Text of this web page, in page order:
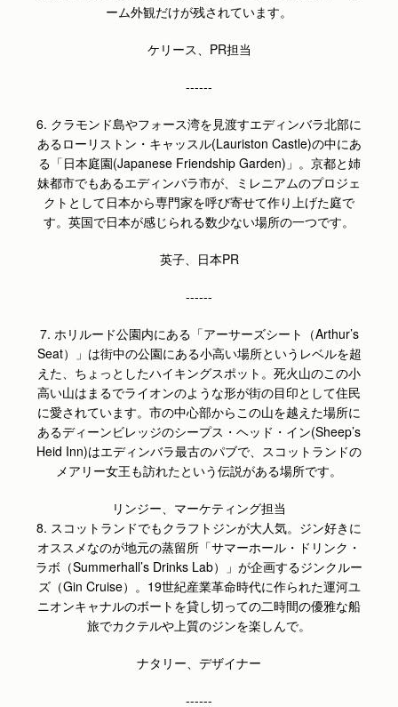
ーム外観だけが残されています。
ケリース、PR担当
------
6. クラモンド島やフォース湾を見渡すエディンバラ北部に
あるローリストン・キャッスル(Lauriston Castle)の中にあ
る「日本庭園(Japanese Friendship Garden)」。京都と姉
妹都市でもあるエディンバラ市が、ミレニアムのプロジェ
クトとして日本から専門家を呼び寄せて作り上げた庭で
す。英国で日本が感じられる数少ない場所の一つです。
英子、日本PR
------
7. ホリルード公園内にある「アーサーズシート（Arthur’s
Seat）」は街中の公園にある小高い場所というレベルを超
えた、ちょっとしたハイキングスポット。死火山のこの小
高い山はまるでライオンのような形が街の目印として住民
に愛されています。市の中心部からこの山を越えた場所に
あるディーンビレッジのシープス・ヘッド・イン(Sheep’s
Heid Inn)はエディンバラ最古のパブで、スコットランドの
メアリー女王も訪れたという伝説がある場所です。
リンジー、マーケティング担当
8. スコットランドでもクラフトジンが大人気。ジン好きに
オススメなのが地元の蒸留所「サマーホール・ドリンク・
ラボ（Summerhall’s Drinks Lab）」が企画するジンクルー
ズ（Gin Cruise）。19世紀産業革命時代に作られた運河ユ
ニオンキャナルのボートを貸し切っての二時間の優雅な船
旅でカクテルや上質のジンを楽しんで。
ナタリー、デザイナー
------